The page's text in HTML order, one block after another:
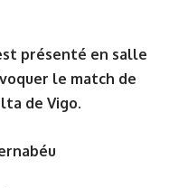
présenté en salle
le match de
de Vigo.